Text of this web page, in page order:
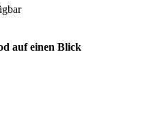
auf einen Blick